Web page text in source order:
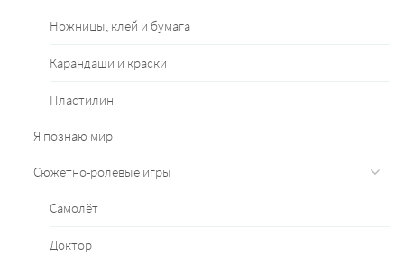
Ножницы, клей и бумага
Карандаши и краски
Пластилин
Я познаю мир
Сюжетно-ролевые игры
Самолёт
Доктор